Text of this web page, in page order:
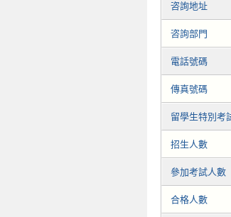
咨詢地址
咨詢部門
電話號碼
傳真號碼
留學生特別考
招生人數
參加考試人數
合格人數